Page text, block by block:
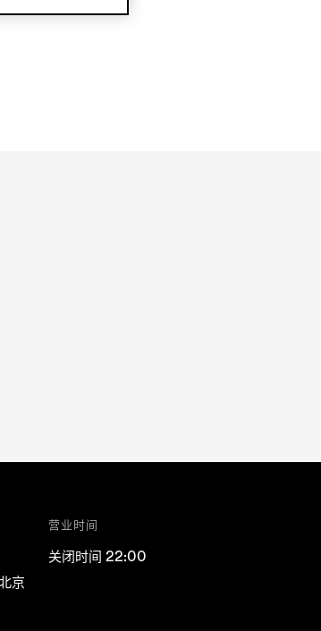
京
营业时间
关闭时间 22:00